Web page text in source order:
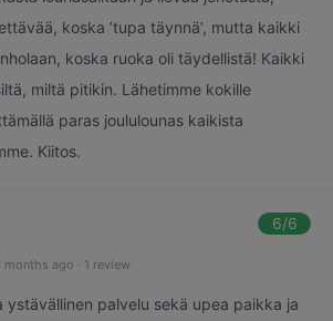
koska ’tupa täynnä’, mutta kaikki
koska ruoka oli täydellistä! Kaikki
miltä pitikin. Lähetimme kokille
paras joululounas kaikista
Kiitos.
6/6
months ago · 1 review
ystävällinen palvelu sekä upea paikka ja